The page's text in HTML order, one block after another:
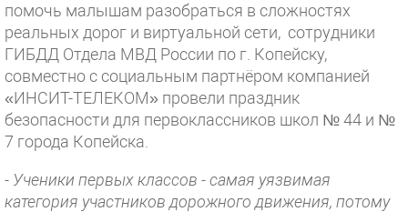
помочь малышам разобраться в сложностях
реальных дорог и виртуальной сети, сотрудники
ГИБДД Отдела МВД России по г. Копейску,
совместно с социальным партнёром компанией
«ИНСИТ-ТЕЛЕКОМ» провели праздник
безопасности для первоклассников школ № 44 и №
7 города Копейска.
- Ученики первых классов - самая уязвимая
категория участников дорожного движения, потому